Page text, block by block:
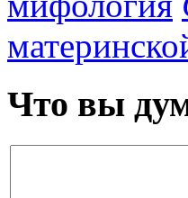
Что вы